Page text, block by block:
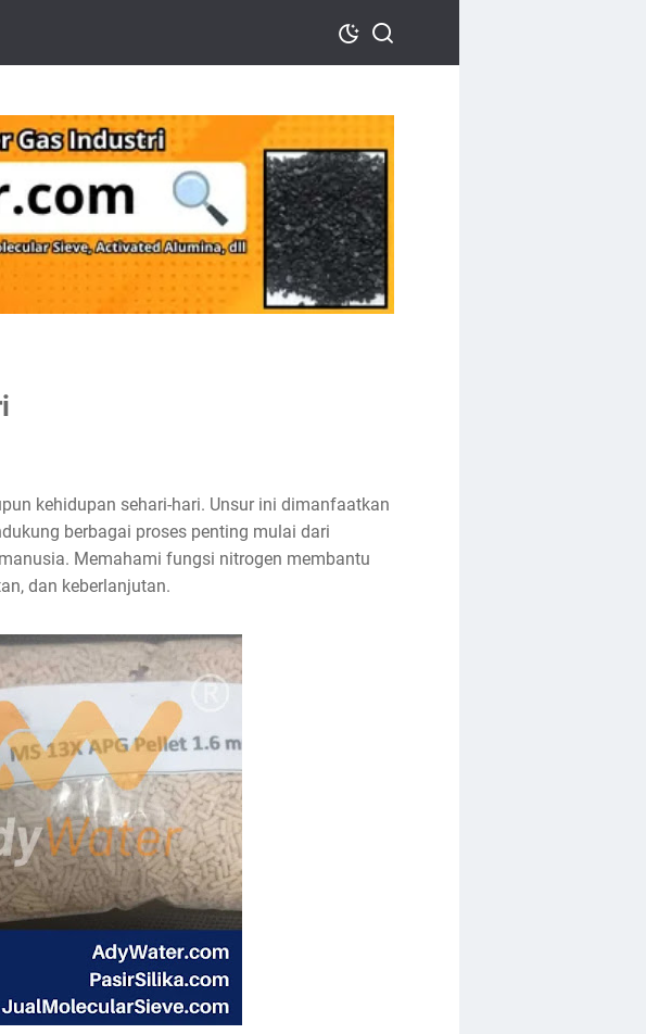
kehidupan sehari-hari. Unsur ini dimanfaatkan
berbagai proses penting mulai dari
Memahami fungsi nitrogen membantu
dan keberlanjutan.